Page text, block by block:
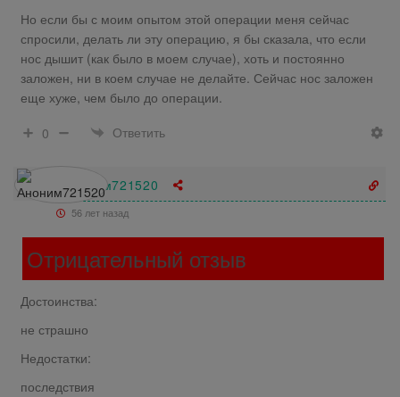
Но если бы с моим опытом этой операции меня сейчас
спросили, делать ли эту операцию, я бы сказала, что если
нос дышит (как было в моем случае), хоть и постоянно
заложен, ни в коем случае не делайте. Сейчас нос заложен
еще хуже, чем было до операции.
0
Ответить
Аноним721520
56 лет назад
Отрицательный отзыв
Достоинства:
не страшно
Недостатки:
последствия